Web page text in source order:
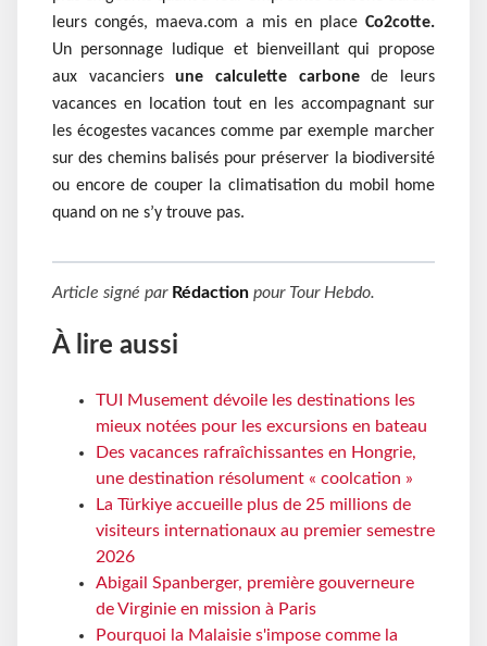
leurs congés, maeva.com a mis en place Co2cotte.
Un personnage ludique et bienveillant qui propose
aux vacanciersune calculette carbonede leurs
vacances en location tout en les accompagnant sur
les écogestes vacances comme par exemple marcher
sur des chemins balisés pour préserver la biodiversité
ou encore de couper la climatisation du mobil home
quand on ne s’y trouve pas.
Article signé par Rédaction pour Tour Hebdo.
À lire aussi
TUI Musement dévoile les destinations les
mieux notées pour les excursions en bateau
Des vacances rafraîchissantes en Hongrie,
une destination résolument « coolcation »
La Türkiye accueille plus de 25 millions de
visiteurs internationaux au premier semestre
2026
Abigail Spanberger, première gouverneure
de Virginie en mission à Paris
Pourquoi la Malaisie s'impose comme la